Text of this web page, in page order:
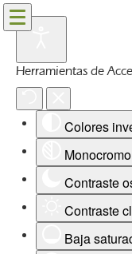
Herramientas de
Colores
Monocromo
Contraste
Contraste
Baja